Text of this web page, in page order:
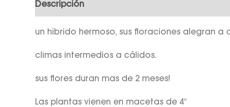
Descripción
un hibrido hermoso, sus floraciones alegran a
climas intermedios a cálidos.
sus flores duran mas de 2 meses!
Las plantas vienen en macetas de 4″